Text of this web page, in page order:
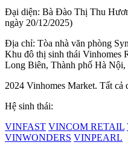
Đại diện: Bà Đào Thị Thu
ngày 20/12/2025)
Địa chỉ: Tòa nhà văn phòng
Khu đô thị sinh thái Vinhomes
Long Biên, Thành phố Hà Nội,
2024 Vinhomes Market. Tất cả
Hệ sinh thái:
VINFAST VINCOM RETAIL
VINWONDERS VINPEARL